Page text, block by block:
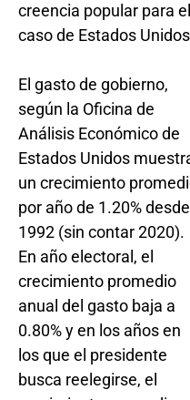
creencia popular para el
caso de Estados
El gasto de gobierno,
según la Oficina de
Análisis Económico de
Estados Unidos
un crecimiento
por año de 1.20% desde
1992 (sin contar 2020).
En año electoral, el
crecimiento promedio
anual del gasto baja a
0.80% y en los años en
los que el presidente
busca reelegirse, el